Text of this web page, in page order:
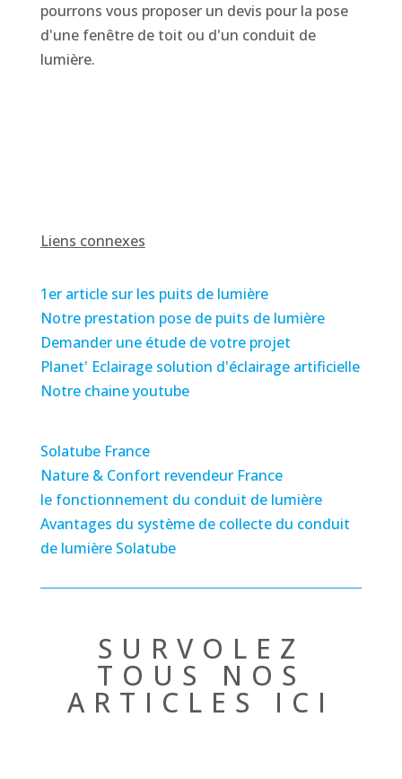
pourrons vous proposer un devis pour la pose
d'une fenêtre de toit ou d'un conduit de
lumière.
Liens connexes
1er article sur les puits de lumière
Notre prestation pose de puits de lumière
Demander une étude de votre projet
Planet' Eclairage solution d'éclairage artificielle
Notre chaine youtube
Solatube France
Nature & Confort revendeur France
le fonctionnement du conduit de lumière
Avantages du système de collecte du conduit
de lumière Solatube
SURVOLEZ
TOUS NOS
ARTICLES ICI